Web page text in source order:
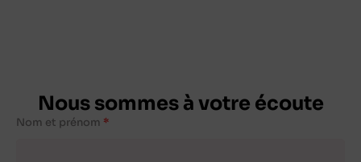
Nous sommes à votre écoute
Nom et prénom